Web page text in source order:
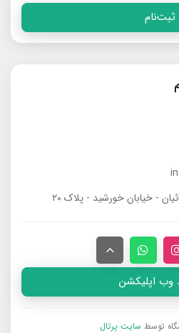
ثبت‌نام
- خیابان خورشید - پلاک ۲۰
وب اپلیکشن
توسط سایت پرتال